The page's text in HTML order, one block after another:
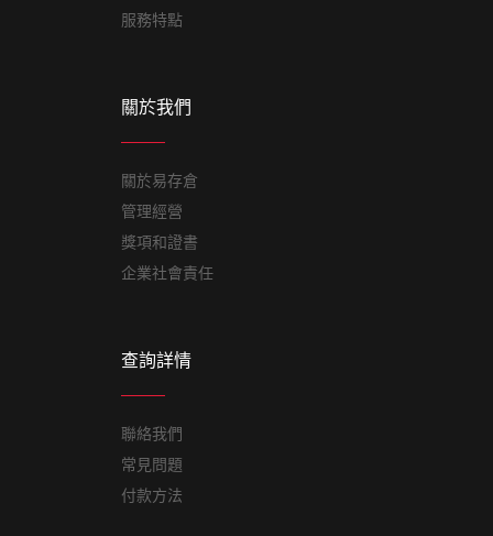
服務特點
關於我們
關於易存倉
管理經營
獎項和證書
企業社會責任
查詢詳情
聯絡我們
常見問題
付款方法